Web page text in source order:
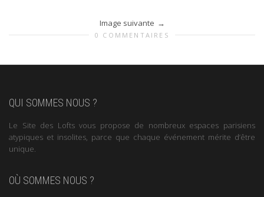
Image suivante
0 COMMENTAIRES
QUI SOMMES NOUS ?
Le Site des Lofts vous propose de nombreux espaces parisiens
atypiques et insolites, parce que chaque événement mérite d’être
unique.
OÙ SOMMES NOUS ?